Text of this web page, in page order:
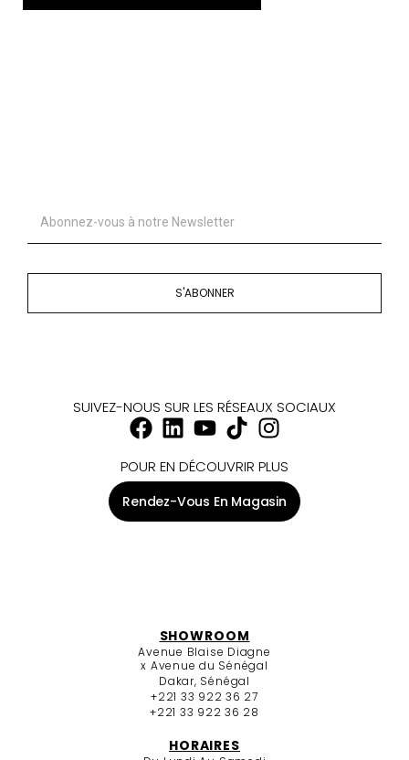
S'ABONNER
SUIVEZ-NOUS SUR LES RÉSEAUX SOCIAUX
POUR EN DÉCOUVRIR PLUS
Rendez-Vous En Magasin
SHOWROOM
Avenue Blaise Diagne
x Avenue du Sénégal
Dakar, Sénégal
+221 33 922 36 27
+221 33 922 36 28
HORAIRES